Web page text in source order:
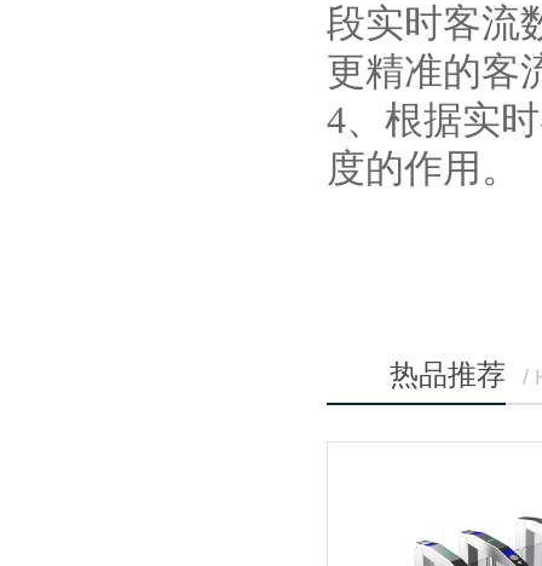
段实时客流
更精准的客
4、根据实
度的作用。
热品推荐 /